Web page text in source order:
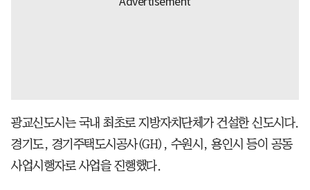
광교신도시는 국내 최초로 지방자치단체가 건설한 신도시다.
경기도, 경기주택도시공사(GH), 수원시, 용인시 등이 공동
사업시행자로 사업을 진행했다.